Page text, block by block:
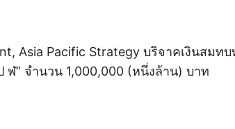
Asia Pacific Strategy บริจาคเงินสมท
” จำนวน 1,000,000 (หนึ่งล้าน) บาท